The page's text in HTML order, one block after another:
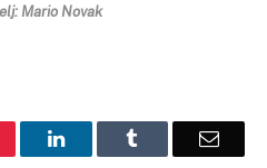
Mario Novak
LinkedIn Email